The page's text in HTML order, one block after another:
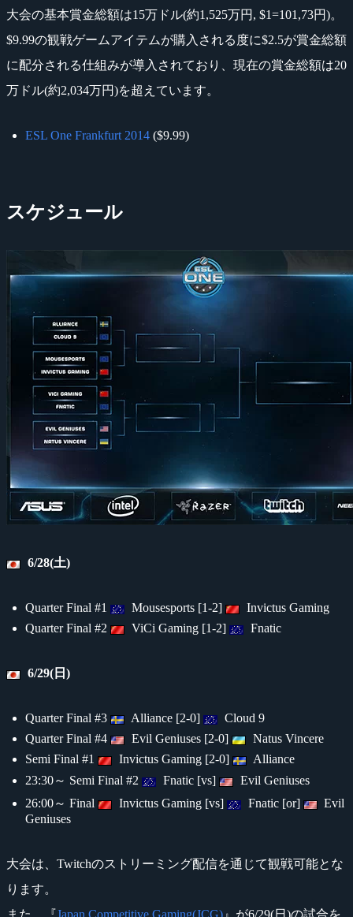
大会の基本賞金総額は15万ドル(約1,525万円, $1=101,73円)。
$9.99の観戦ゲームアイテムが購入される度に$2.5が賞金総額
に配分される仕組みが導入されており、現在の賞金総額は20
万ドル(約2,034万円)を超えています。
ESL One Frankfurt 2014 ($9.99)
スケジュール
6/28(土)
Quarter Final #1 Mousesports [1-2]
Invictus Gaming
Quarter Final #2
ViCi Gaming [1-2] Fnatic
6/29(日)
Quarter Final #3 Alliance [2-0]
Cloud 9
Quarter Final #4
Evil Geniuses [2-0]
Natus Vincere
Semi Final #1
Invictus Gaming [2-0]
Alliance
23:30～ Semi Final #2
Fnatic [vs]
Evil Geniuses
26:00～ Final
Invictus Gaming [vs] Fnatic [or]
Evil
Geniuses
大会は、Twitchのストリーミング配信を通じて観戦可能とな
ります。